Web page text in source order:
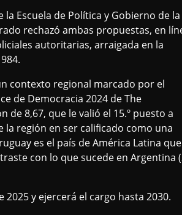
Escuela de Política y Gobierno de la
rechazó ambas propuestas, en
autoritarias, arraigada en la
contexto regional marcado por el
de Democracia 2024 de The
de 8,67, que le valió el 15.º puesto a
la región en ser calificado como una
es el país de América Latina que
con lo que sucede en Argentina
y ejercerá el cargo hasta 2030.